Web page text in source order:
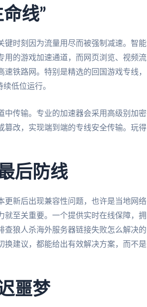
线”
键时刻因为流量用尽而被强制减速。智能
用的游戏加速通道，而网页浏览、视频流
铁路网。特别是精选的回国游戏专线，
低位运行。
传输。专业的加速器会采用高级别加密
篡改，实现端到端的专线安全传输。玩得
后防线
更新后出现兼容性问题，也许是当地网络
至关重要。一个提供实时在线保障，拥
查狼人杀海外服务器链接失败怎么解决的
换建议，都能给出有效解决方案，而不是
噩梦